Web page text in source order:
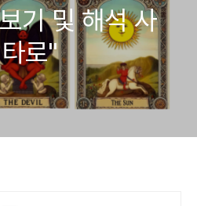
기 및 해석 사
로"